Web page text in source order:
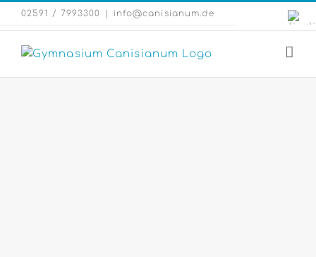
Zum
Inhalt
springen
02591 / 7993300 info@canisianum.de